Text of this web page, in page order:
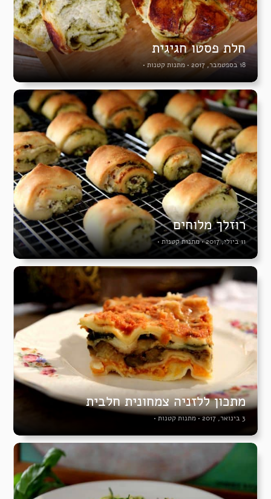
חלת פסטו חגיגית
18 בספטמבר, 2017 • מתנות קטנות •
רוזלך מלוחים
11 ביולי, 2017 •מתנות קטנות •
מתכון ללזניה צמחונית חלבית
3 בינואר, 2017 •מתנות קטנות•